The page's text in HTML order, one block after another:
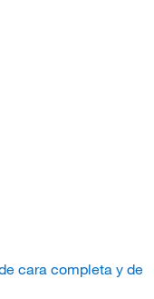
cara completa y de